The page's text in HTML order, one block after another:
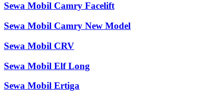
Sewa Mobil Camry Facelift
Sewa Mobil Camry New Model
Sewa Mobil CRV
Sewa Mobil Elf Long
Sewa Mobil Ertiga